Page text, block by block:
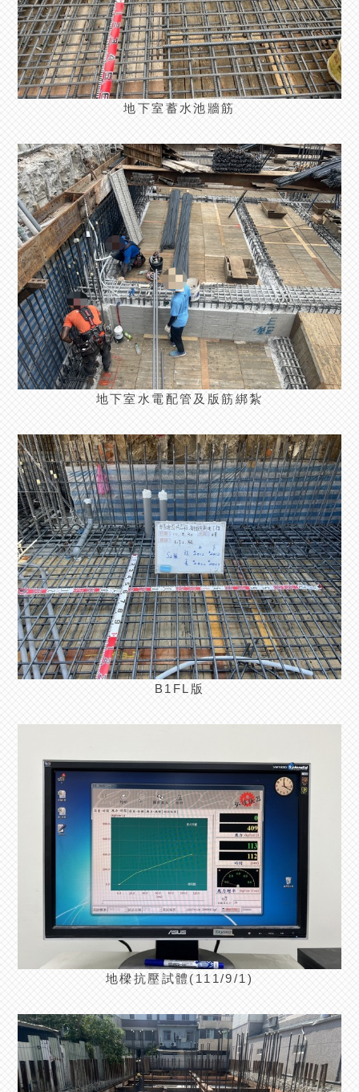
地下室蓄水池牆筋
地下室水電配管及版筋綁紮
B1FL版
地樑抗壓試體(111/9/1)